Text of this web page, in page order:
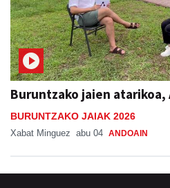
Buruntzako jaien
BURUNTZAKO JAIAK 2026
Xabat Minguez abu 04 ANDOAIN